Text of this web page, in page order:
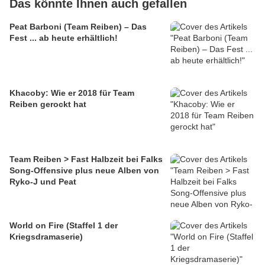
Das könnte Ihnen auch gefallen
Peat Barboni (Team Reiben) – Das
Fest ... ab heute erhältlich!
Khacoby: Wie er 2018 für Team
Reiben gerockt hat
Team Reiben > Fast Halbzeit bei Falks
Song-Offensive plus neue Alben von
Ryko-J und Peat
World on Fire (Staffel 1 der
Kriegsdramaserie)